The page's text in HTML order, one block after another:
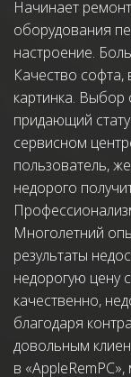
Начинает
оборудования
настроение.
Качество
картинка.
придающий
сервисном
пользователь,
недорого
Многолетний
результаты
недорогую цену
качественно,
благодаря
довольным
в